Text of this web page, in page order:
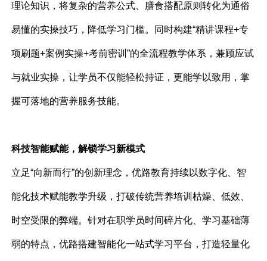
理论知识，将复杂的营养公式、膳食搭配原则转化为通俗
易懂的实操技巧，降低学习门槛。同时构建“精讲课程+专
项刷题+案例实操+考前密训”的全流程教学体系，兼顾应试
与就业实操，让学员不仅能轻松持证，更能学以致用，掌
握可落地的营养服务技能。
科技智能赋能，解锁学习新模式
立足“向新而行”的创新理念，优路教育持续以数字化、智
能化技术赋能教学升级，打破传统营养培训枯燥、低效、
时空受限的弊端。针对在职学员时间碎片化、学习基础薄
弱的特点，优路搭建智能化一站式学习平台，打造轻量化